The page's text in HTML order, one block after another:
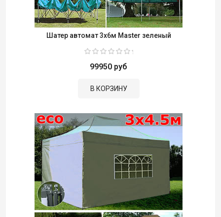
Шатер автомат 3x6м Master зеленый
99950 руб
В КОРЗИНУ